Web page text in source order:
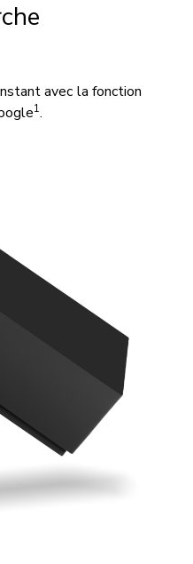
avec la fonction
1.